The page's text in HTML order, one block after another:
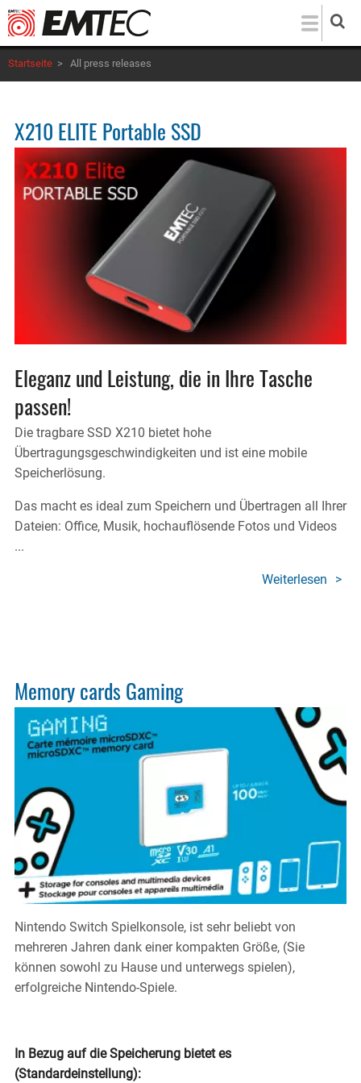
Direkt
zum
Inhalt
Startseite > All press releases
X210 ELITE Portable SSD
Eleganz und Leistung, die in Ihre Tasche
passen!
Die tragbare SSD X210 bietet hohe
Übertragungsgeschwindigkeiten und ist eine mobile
Speicherlösung.
Das macht es ideal zum Speichern und Übertragen all Ihrer
Dateien: Office, Musik, hochauflösende Fotos und Videos
...
Weiterlesen über
Memory cards Gaming
Nintendo Switch Spielkonsole, ist sehr beliebt von
mehreren Jahren dank einer kompakten Größe, (Sie
können sowohl zu Hause und unterwegs spielen),
erfolgreiche Nintendo-Spiele.
In Bezug auf die Speicherung bietet es
(Standardeinstellung):